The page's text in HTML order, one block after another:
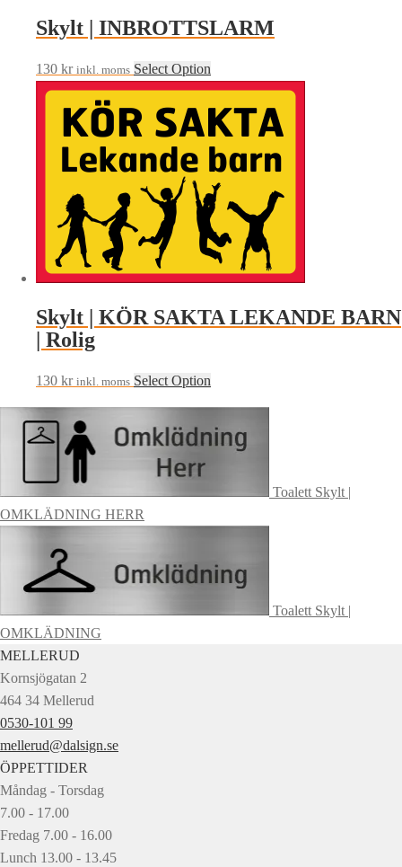
Skylt | INBROTTSLARM
130 kr inkl. moms Select Option
Skylt | KÖR SAKTA LEKANDE BARN
| Rolig
130 kr inkl. moms Select Option
Toalett Skylt |
OMKLÄDNING HERR
Toalett Skylt |
OMKLÄDNING
MELLERUD
Kornsjögatan 2
464 34 Mellerud
0530-101 99
mellerud@dalsign.se
ÖPPETTIDER
Måndag - Torsdag
7.00 - 17.00
Fredag 7.00 - 16.00
Lunch 13.00 - 13.45